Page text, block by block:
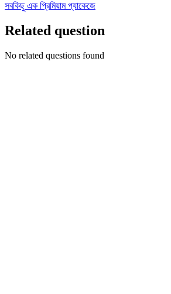
সবকিছু এক প্রিমিয়াম প্যাকেজে
Related question
No related questions found